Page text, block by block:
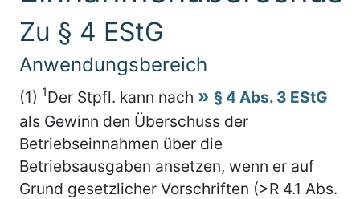
Zu § 4 EStG
Anwendungsbereich
(1) 1Der Stpfl. kann nach
§ 4 Abs. 3 EStG
als Gewinn den Überschuss der
Betriebseinnahmen über die
Betriebsausgaben ansetzen, wenn er auf
Grund gesetzlicher Vorschriften (>R 4.1 Abs.